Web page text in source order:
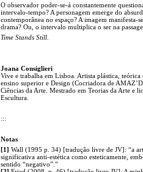
O observador poder-se-á constantemente
intervalo-tempo? A personagem emerge do
contemporânea no espaço? A imagem manifesta-
drama? Ou, o intervalo multiplica o ser na
Time Stands Still
Joana Consiglieri
Vive e trabalha em Lisboa. Artista plástica,
ensino superior e Design (Cocriadora de
Ciências da Arte. Mestrado em Teorias da Arte e
Escultura.
:::
Notas
[1] Wall (1995 p. 34) [tradução livre de JV]: “a
significativa anti-estética como esteticamente,
sentido “negativo”.”